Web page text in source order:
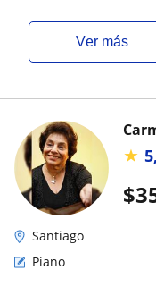
ver más
$
★
Santiago
Piano